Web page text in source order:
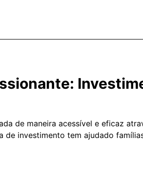
de maneira acessível e eficaz
de investimento tem ajudado